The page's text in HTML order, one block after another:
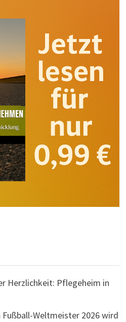
Herzlichkeit: Pflegeheim in
Weltmeister 2026 wird